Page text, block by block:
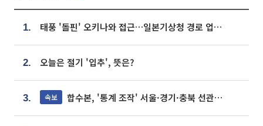
1. 태풍 '돌핀' 오키나와 접근…일본기상청 경로 업데이트
2. 오늘은 절기 '입추', 뜻은?
3. 속보 합수본, '통계 조작' 서울·경기·충북 선관위 등 추가 압수수색